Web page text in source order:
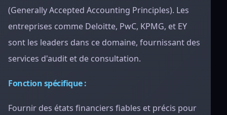
(Generally Accepted Accounting Principles). Les
entreprises comme Deloitte, PwC, KPMG, et EY
sont les leaders dans ce domaine, fournissant des
services d'audit et de consultation.
Fonction spécifique :
Fournir des états financiers fiables et précis pour